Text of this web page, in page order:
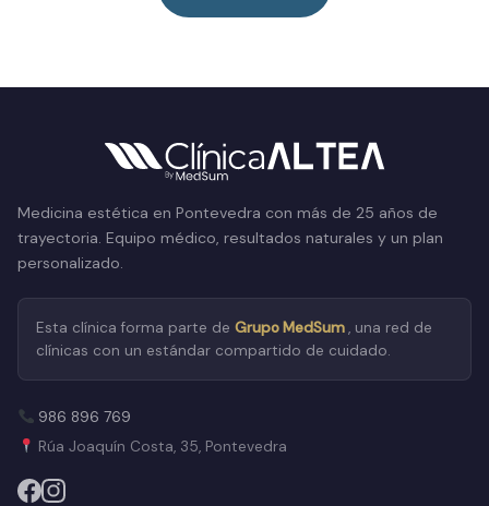
Medicina estética en Pontevedra con más de 25 años de
trayectoria. Equipo médico, resultados naturales y un plan
personalizado.
Esta clínica forma parte de Grupo MedSum, una red de
clínicas con un estándar compartido de cuidado.
986 896 769
Rúa Joaquín Costa, 35, Pontevedra